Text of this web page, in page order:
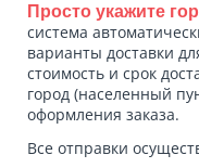
Просто укажите
система
варианты доставки
стоимость и срок
город (населенный
оформления заказа.
Все отправки